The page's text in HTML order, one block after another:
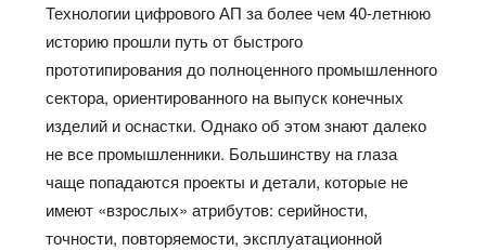
Технологии цифрового АП за более чем 40-летнюю
историю прошли путь от быстрого
прототипирования до полноценного промышленного
сектора, ориентированного на выпуск конечных
изделий и оснастки. Однако об этом знают далеко
не все промышленники. Большинству на глаза
чаще попадаются проекты и детали, которые не
имеют «взрослых» атрибутов: серийности,
точности, повторяемости, эксплуатационной